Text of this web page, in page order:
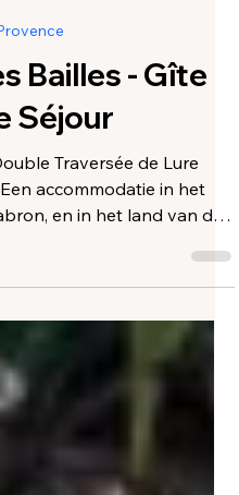
te lezen
Bailles - Gîte